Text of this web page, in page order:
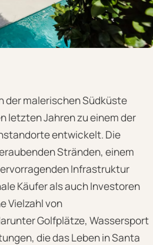
der malerischen Südküste
letzten Jahren zu einem der
entwickelt. Die
Stränden, einem
Infrastruktur
Käufer als auch Investoren
Vielzahl von
Golfplätze, Wassersport
die das Leben in Santa